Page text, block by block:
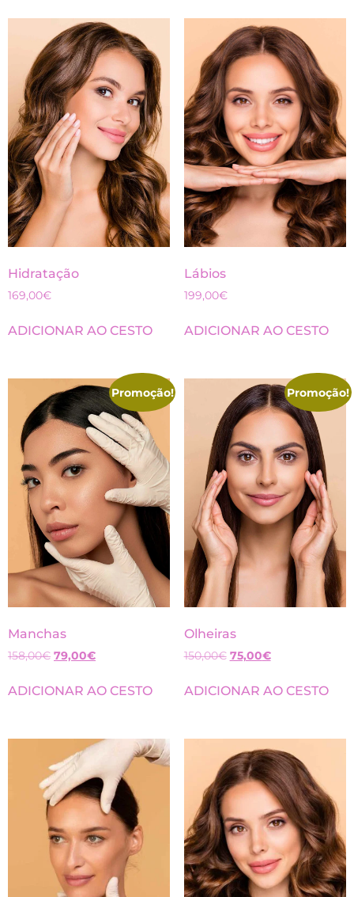
Hidratação
169,00€
ADICIONAR AO CESTO
Lábios
199,00€
ADICIONAR AO CESTO
Promoção!
Manchas
158,00€ 79,00€
ADICIONAR AO CESTO
Promoção!
Olheiras
150,00€ 75,00€
ADICIONAR AO CESTO